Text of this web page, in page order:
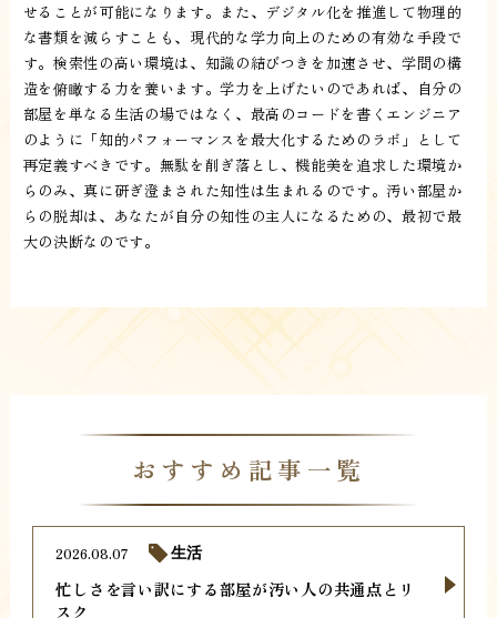
せることが可能になります。また、デジタル化を推進して物理的
な書類を減らすことも、現代的な学力向上のための有効な手段で
す。検索性の高い環境は、知識の結びつきを加速させ、学問の構
造を俯瞰する力を養います。学力を上げたいのであれば、自分の
部屋を単なる生活の場ではなく、最高のコードを書くエンジニア
のように「知的パフォーマンスを最大化するためのラボ」として
再定義すべきです。無駄を削ぎ落とし、機能美を追求した環境か
らのみ、真に研ぎ澄まされた知性は生まれるのです。汚い部屋か
らの脱却は、あなたが自分の知性の主人になるための、最初で最
大の決断なのです。
おすすめ記事一覧
忙しさを言い訳にする部屋が汚い人の共通点とリ
スク
2026.08.07 生活